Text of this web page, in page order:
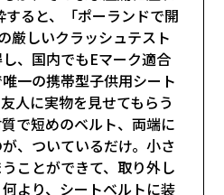
ると、「ポーランドで開
厳しいクラッシュテスト
、国内でもEマーク適合
一の携帯型子供用シート
人に実物を見せてもらう
で短めのベルト、両端に
、ついているだけ。小さ
ことができて、取り外し
より、シートベルトに装